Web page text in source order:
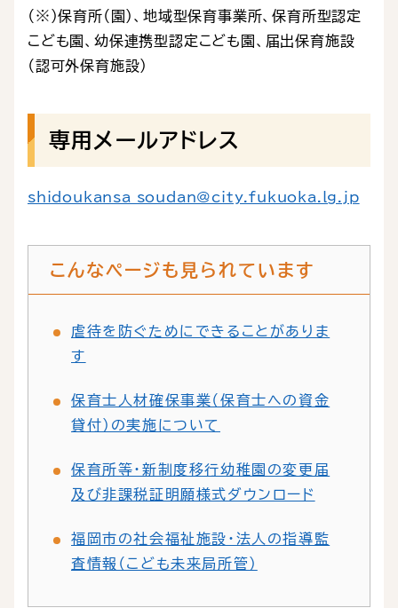
（※）保育所（園）、地域型保育事業所、保育所型認定
こども園、幼保連携型認定こども園、届出保育施設
（認可外保育施設）
専用メールアドレス
shidoukansa_soudan@city.fukuoka.lg.jp
こんなページも見られています
虐待を防ぐためにできることがありま
す
保育士人材確保事業（保育士への資金
貸付）の実施について
保育所等・新制度移行幼稚園の変更届
及び非課税証明願様式ダウンロード
福岡市の社会福祉施設・法人の指導監
査情報（こども未来局所管）